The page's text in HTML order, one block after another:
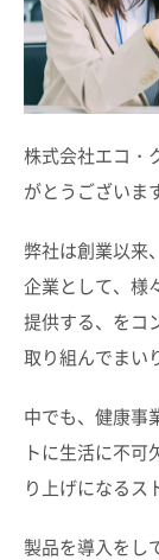
株式会社エコ・
がとうございま
弊社は創業以来
企業として、様
提供する、をコ
取り組んでまい
中でも、健康事
トに生活に不
り上げになるス
製品を導入をし